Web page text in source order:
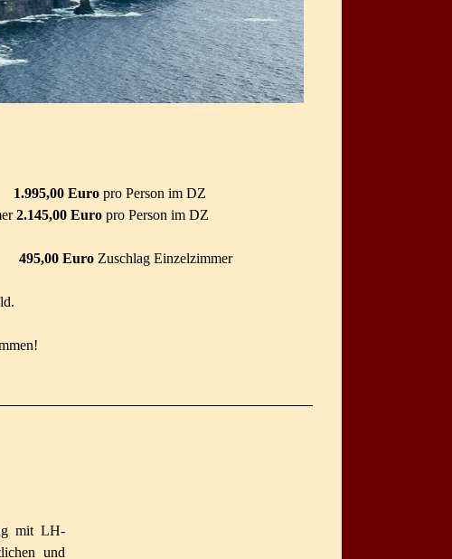
Euro pro Person im DZ
2.145,00 Europro Person im DZ
Euro Zuschlag Einzelzimmer
mit LH-
und